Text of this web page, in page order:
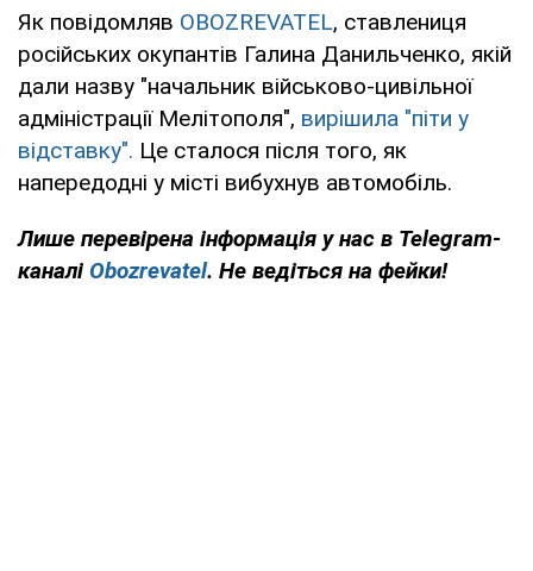
Як повідомляв OBOZREVATEL, ставлениця
російських окупантів Галина Данильченко, якій
дали назву "начальник військово-цивільної
адміністрації Мелітополя", вирішила "піти у
відставку". Це сталося після того, як
напередодні у місті вибухнув автомобіль.
Лише перевірена інформація у нас в Telegram-
каналі Obozrevatel. Не ведіться на фейки!